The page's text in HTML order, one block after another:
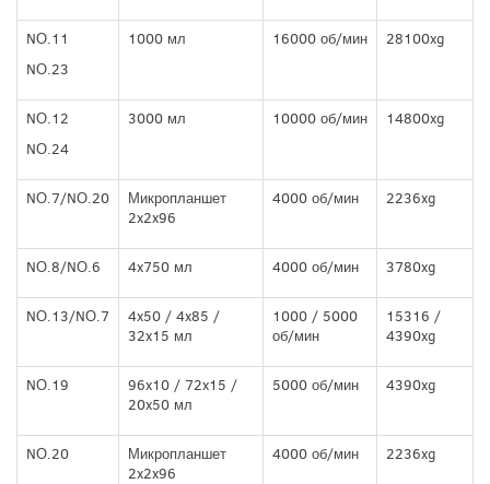
NО.11
NО.23
1000 мл 16000 об/мин 28100xg
NО.12
NО.24
3000 мл 10000 об/мин 14800xg
NО.7/NО.20
Микропланшет
2x2x96
4000 об/мин 2236xg
NО.8/NО.6 4x750 мл 4000 об/мин 3780xg
NО.13/NО.7
4x50 / 4x85 /
32x15 мл
1000 / 5000
об/мин
15316 /
4390xg
NО.19
96x10 / 72x15 /
20x50 мл
5000 об/мин 4390xg
NО.20
Микропланшет
2x2x96
4000 об/мин 2236xg